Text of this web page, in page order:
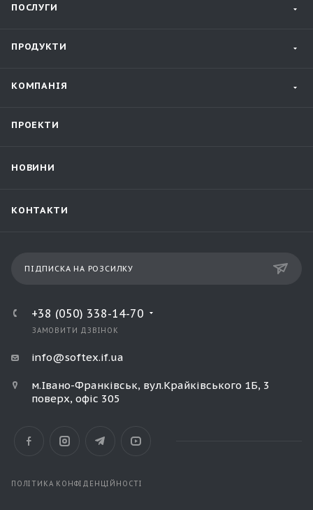
ПОСЛУГИ
ПРОДУКТИ
КОМПАНІЯ
ПРОЕКТИ
НОВИНИ
КОНТАКТИ
ПІДПИСКА НА РОЗСИЛКУ
+38 (050) 338-14-70
ЗАМОВИТИ ДЗВІНОК
info@softex.if.ua
м.Івано-Франківськ, вул.Крайківського 1Б, 3
поверх, офіс 305
ПОЛІТИКА КОНФІДЕНЦІЙНОСТІ